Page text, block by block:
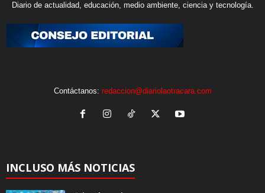
Diario de actualidad, educación, medio ambiente, ciencia y tecnología.
Contáctanos: redaccion@diariolaotracara.com
INCLUSO MÁS NOTICIAS